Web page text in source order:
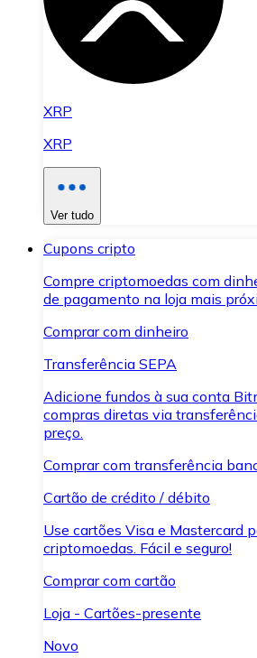
XRP
XRP
Ver tudo
Cupons cripto
Compre criptomoedas com
de pagamento na loja mais
Comprar com dinheiro
Transferência SEPA
Adicione fundos à sua conta
compras diretas via
preço.
Comprar com transferência
Cartão de crédito / débito
Use cartões Visa e Mastercard
criptomoedas. Fácil e seguro!
Comprar com cartão
Loja - Cartões-presente
Novo